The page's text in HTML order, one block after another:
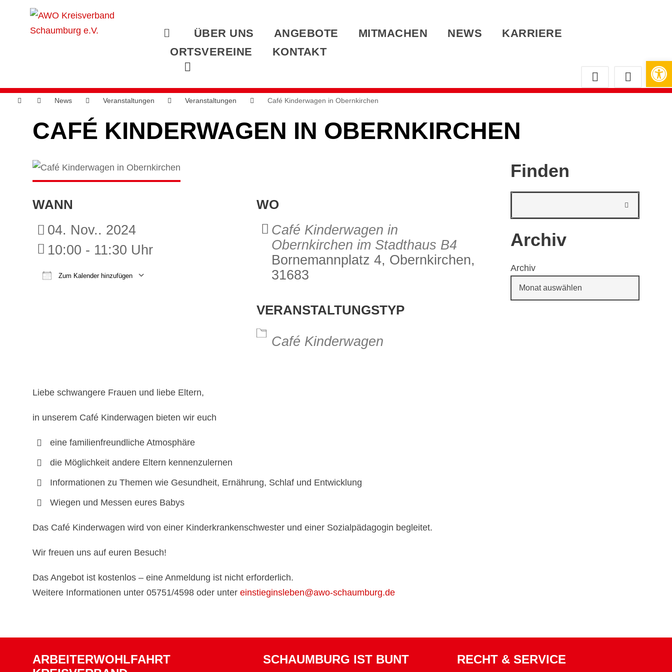
ÜBER UNS ANGEBOTE MITMACHEN NEWS
KARRIERE
ORTSVEREINE
KONTAKT
News Veranstaltungen Veranstaltungen Café Kinderwagen in Obernkirchen
CAFÉ KINDERWAGEN IN OBERNKIRCHEN
WANN
04. Nov.. 2024
10:00 - 11:30 Uhr
Zum Kalender hinzufügen
Outlook Live
WO
Café Kinderwagen in
Obernkirchen im Stadthaus B4
Bornemannplatz 4, Obernkirchen,
31683
VERANSTALTUNGSTYP
Café Kinderwagen
Liebe schwangere Frauen und liebe Eltern,
in unserem Café Kinderwagen bieten wir euch
eine familienfreundliche Atmosphäre
die Möglichkeit andere Eltern kennenzulernen
Informationen zu Themen wie Gesundheit, Ernährung, Schlaf und Entwicklung
Wiegen und Messen eures Babys
Das Café Kinderwagen wird von einer Kinderkrankenschwester und einer Sozialpädagogin begleitet.
Wir freuen uns auf euren Besuch!
Das Angebot ist kostenlos – eine Anmeldung ist nicht erforderlich.
Weitere Informationen unter 05751/4598 oder unter einstieginsleben@awo-schaumburg.de
Finden
Archiv
Archiv
ARBEITERWOHLFAHRT
SCHAUMBURG IST BUNT RECHT & SERVICE
Werkzeugleiste öffnen